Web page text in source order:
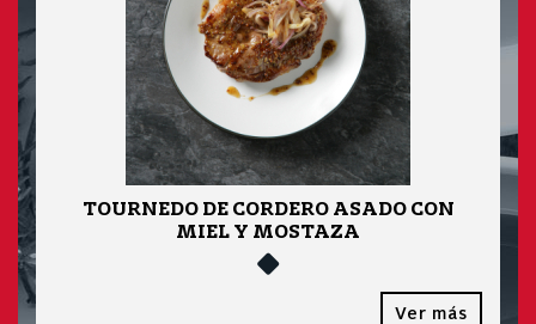
TOURNEDO DE CORDERO ASADO CON
MIEL Y MOSTAZA
Ver más